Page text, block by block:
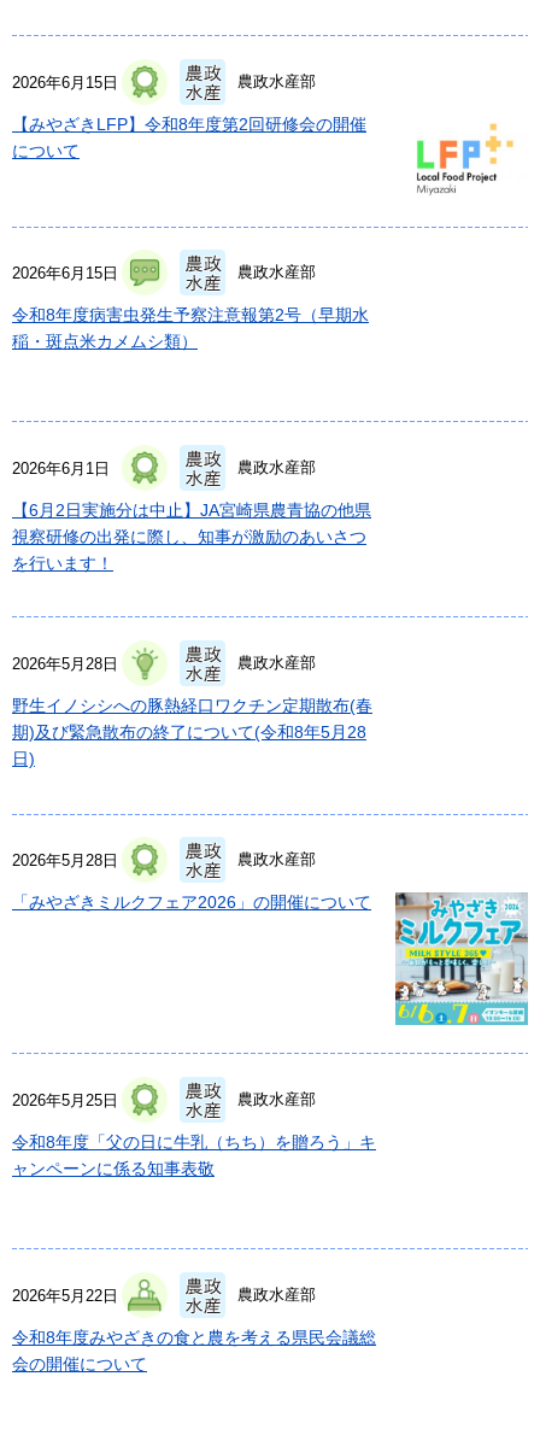
2026年6月15日 農政水産部
【みやざきLFP】令和8年度第2回研修会の開催
について
2026年6月15日 農政水産部
令和8年度病害虫発生予察注意報第2号（早期水
稲・斑点米カメムシ類）
2026年6月1日 農政水産部
【6月2日実施分は中止】JA宮崎県農青協の他県
視察研修の出発に際し、知事が激励のあいさつ
を行います！
2026年5月28日 農政水産部
野生イノシシへの豚熱経口ワクチン定期散布(春
期)及び緊急散布の終了について(令和8年5月28
日)
2026年5月28日 農政水産部
「みやざきミルクフェア2026」の開催について
2026年5月25日 農政水産部
令和8年度「父の日に牛乳（ちち）を贈ろう」キ
ャンペーンに係る知事表敬
2026年5月22日 農政水産部
令和8年度みやざきの食と農を考える県民会議総
会の開催について